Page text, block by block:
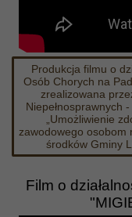
Produkcja filmu o
Osób Chorych na
zrealizowana
Niepełnosprawnych
„Umożliwienie
zawodowego osobom
środków Gminy
Film o